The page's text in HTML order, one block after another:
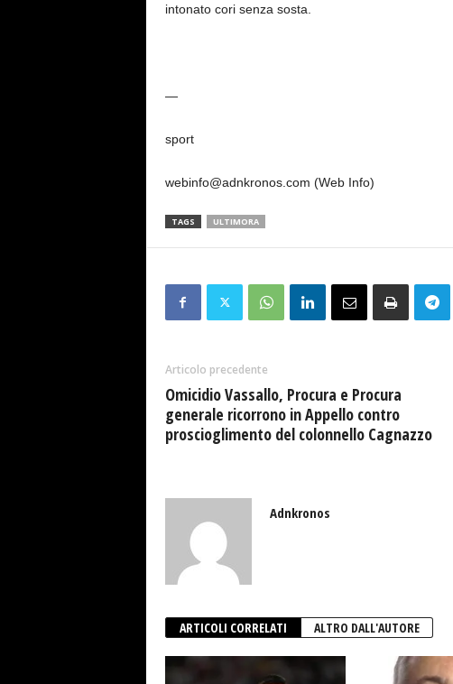
intonato cori senza sosta.
—
sport
webinfo@adnkronos.com (Web Info)
TAGS ULTIMORA
Articolo precedente
Omicidio Vassallo, Procura e Procura
generale ricorrono in Appello contro
proscioglimento del colonnello Cagnazzo
Adnkronos
ARTICOLI CORRELATI ALTRO DALL'AUTORE